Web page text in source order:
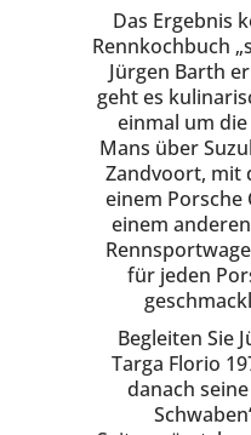
Das Ergebnis
Rennkochbuch
Jürgen Barth
geht es
einmal um die
Mans über
Zandvoort, mit
einem Porsche
einem
für jeden
Begleiten Sie
Targa Florio
danach